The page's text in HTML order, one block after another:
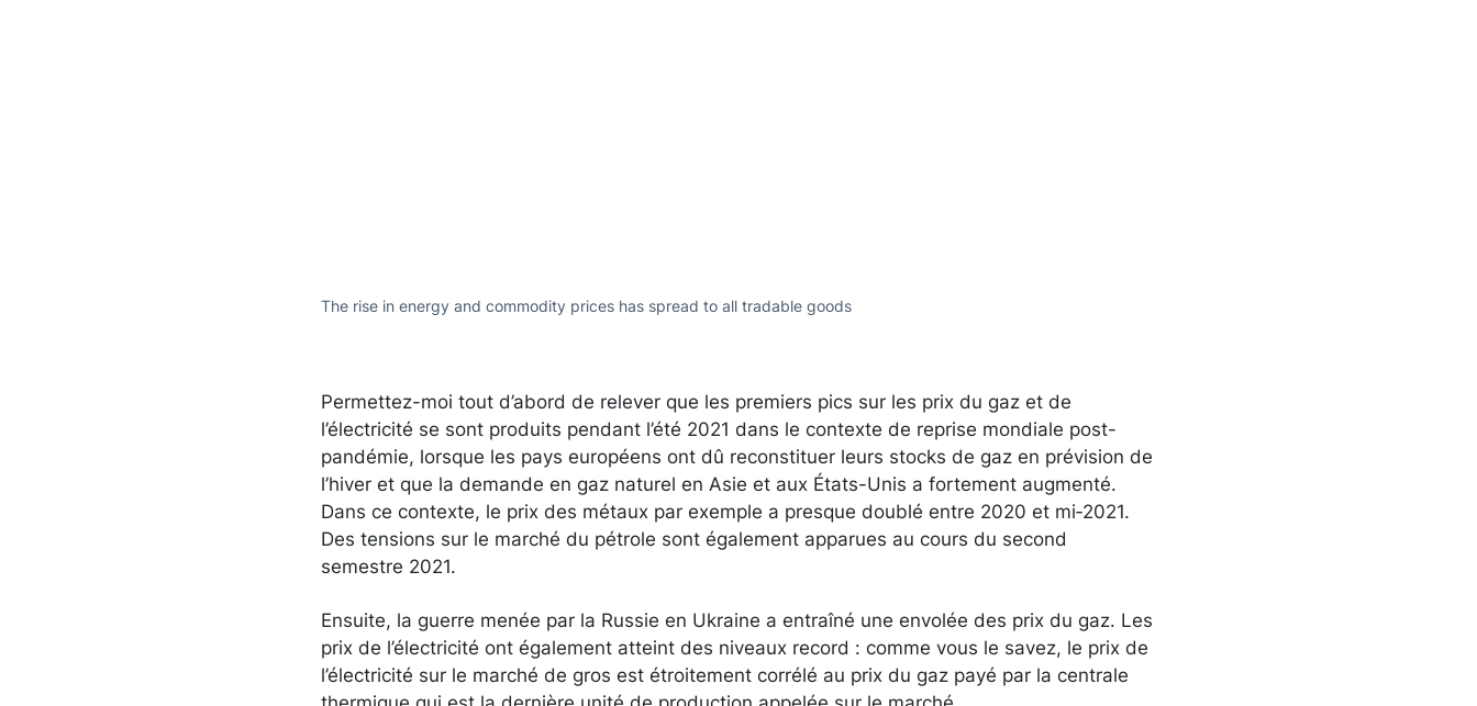
The rise in energy and commodity prices has spread to all tradable goods
Permettez-moi tout d’abord de relever que les premiers pics sur les prix du gaz et de
l’électricité se sont produits pendant l’été 2021 dans le contexte de reprise mondiale post-
pandémie, lorsque les pays européens ont dû reconstituer leurs stocks de gaz en prévision de
l’hiver et que la demande en gaz naturel en Asie et aux États-Unis a fortement augmenté.
Dans ce contexte, le prix des métaux par exemple a presque doublé entre 2020 et mi‑2021.
Des tensions sur le marché du pétrole sont également apparues au cours du second
semestre 2021.
Ensuite, la guerre menée par la Russie en Ukraine a entraîné une envolée des prix du gaz. Les
prix de l’électricité ont également atteint des niveaux record : comme vous le savez, le prix de
l’électricité sur le marché de gros est étroitement corrélé au prix du gaz payé par la centrale